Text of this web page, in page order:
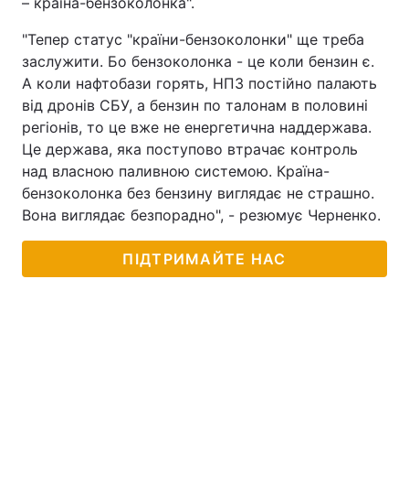
"Тепер статус "країни-бензоколонки" ще треба
заслужити. Бо бензоколонка - це коли бензин є.
А коли нафтобази горять, НПЗ постійно палають
від дронів СБУ, а бензин по талонам в половині
регіонів, то це вже не енергетична наддержава.
Це держава, яка поступово втрачає контроль
над власною паливною системою. Країна-
бензоколонка без бензину виглядає не страшно.
Вона виглядає безпорадно", - резюмує Черненко.
ПІДТРИМАЙТЕ НАС